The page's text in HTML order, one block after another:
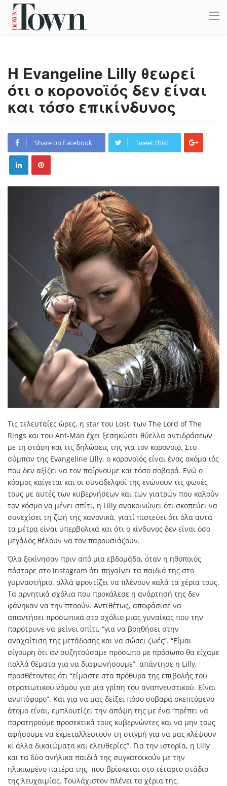
Η Evangeline Lilly θεωρεί
ότι ο κορονοϊός δεν είναι
και τόσο επικίνδυνος
Share on Facebook Tweet this!
Τις τελευταίες ώρες, η star του Lost, των The Lord of The
Rings και του Ant-Man έχει ξεσηκώσει θύελλα αντιδράσεων
με τη στάση και τις δηλώσεις της για τον κορονοϊό. Στο
σύμπαν της Evangeline Lilly, ο κορονοϊός είναι ένας ακόμα ιός
που δεν αξίζει να τον παίρνουμε και τόσο σοβαρά. Ενώ ο
κόσμος καίγεται και οι συνάδελφοί της ενώνουν τις φωνές
τους με αυτές των κυβερνήσεων και των γιατρών που καλούν
τον κόσμο να μένει σπίτι, η Lilly ανακοινώνει ότι σκοπεύει να
συνεχίσει τη ζωή της κανονικά, γιατί πιστεύει ότι όλα αυτά
τα μέτρα είναι υπερβολικά και ότι ο κίνδυνος δεν είναι όσο
μεγάλος θέλουν να τον παρουσιάζουν.
Όλα ξεκίνησαν πριν από μια εβδομάδα, όταν η ηθοποιός
πόσταρε στο instagram ότι πηγαίνει τα παιδιά της στο
γυμναστήριο, αλλά φροντίζει να πλένουν καλά τα χέρια τους.
Τα αρνητικά σχόλια που προκάλεσε η ανάρτησή της δεν
φάνηκαν να την πτoούν. Αντιθέτως, αποφάσισε να
απαντήσει προσωπικά στο σχόλιο μιας γυναίκας που την
παρότρυνε να μείνει σπίτι, “για να βοηθήσει στην
αναχαίτιση της μετάδοσης και να σώσει ζωές”. “Είμαι
σίγουρη ότι αν συζητούσαμε πρόσωπο με πρόσωπο θα είχαμε
πολλά θέματα για να διαφωνήσουμε”, απάντησε η Lilly,
προσθέτοντας ότι “είμαστε στα πρόθυρα της επιβολής του
στρατιωτικού νόμου για μια γρίπη του αναπνευστικού. Είναι
ανυπόφορο”. Και για να μας δείξει πόσο σοβαρά σκεπτόμενο
άτομο είναι, εμπλουτίζει την απόψη της με ένα “πρέπει να
παρατηρούμε προσεκτικά τους κυβερνώντες και να μην τους
αφήσουμε να εκμεταλλευτούν τη στιγμή για να μας κλέψουν
κι άλλα δικαιώματα και ελευθερίες”. Για την ιστορία, η Lilly
και τα δύο ανήλικα παιδιά της συγκατοικούν με την
ηλικιωμένο πατέρα της, που βρίσκεται στο τέταρτο στάδιο
της λευχαιμίας. Τουλάχιστον πλένει τα χέρια της.